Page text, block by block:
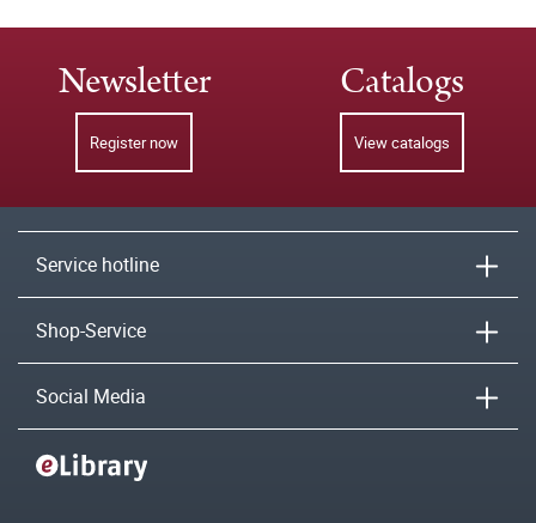
Newsletter
Register now
Catalogs
View catalogs
Service hotline
Shop-Service
Social Media